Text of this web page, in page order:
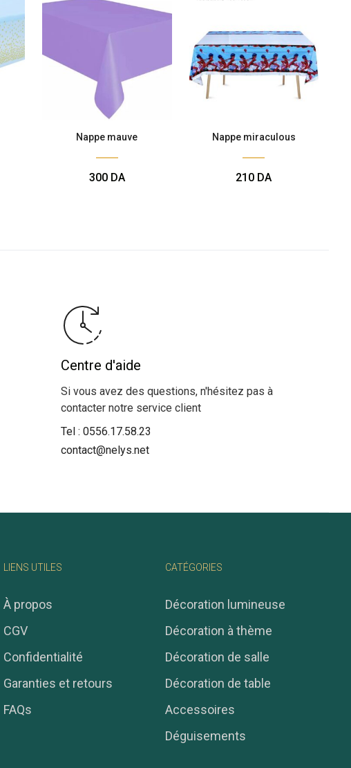
Nappe mauve
300 DA
Nappe miraculous
210 DA
Centre d'aide
Si vous avez des questions, n'hésitez pas à
contacter notre service client
Tel : 0556.17.58.23
contact@nelys.net
LIENS UTILES
À propos
CGV
Confidentialité
Garanties et retours
FAQs
CATÉGORIES
Décoration lumineuse
Décoration à thème
Décoration de salle
Décoration de table
Accessoires
Déguisements